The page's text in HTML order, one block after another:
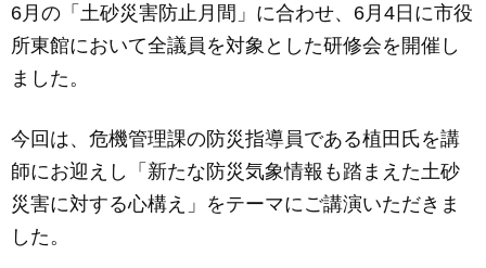
c
e
b
o
o
k
ail e
ss
e
g
er
6月の「土砂災害防止月間」に合わせ、6月4日に市役
所東館において全議員を対象とした研修会を開催し
ました。
今回は、危機管理課の防災指導員である植田氏を講
師にお迎えし「新たな防災気象情報も踏まえた土砂
災害に対する心構え」をテーマにご講演いただきま
した。